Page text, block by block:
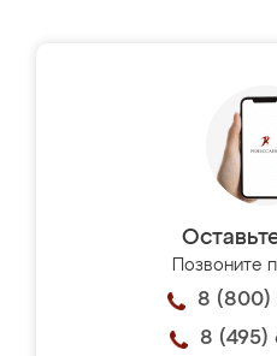
Позвоните
8 (800)
8 (495)